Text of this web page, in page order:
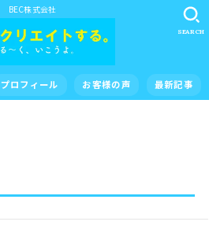
BEC株式会社
プロフィール お客様の声 最新記事
SEARCH